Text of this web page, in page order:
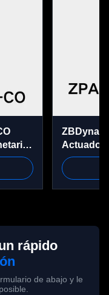
Actuador
Conjunto
rpm,
rápido
de abajo y le